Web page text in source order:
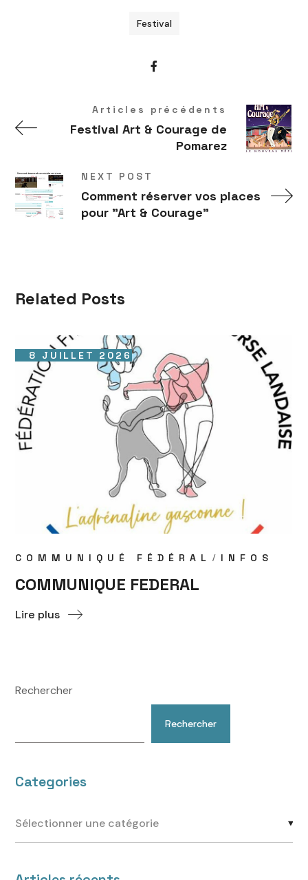
Festival
Articles précédents
Festival Art & Courage de
Pomarez
NEXT POST
Comment réserver vos places
pour "Art & Courage"
Related Posts
8 JUILLET 2026
COMMUNIQUÉ FÉDÉRAL INFOS
COMMUNIQUE FEDERAL
Lire plus
Rechercher
Rechercher
Categories